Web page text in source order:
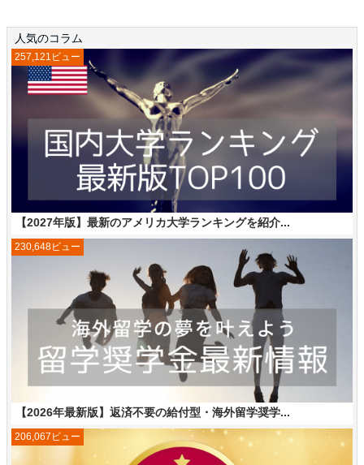
人気のコラム
【2027年版】最新のアメリカ大学ランキングを紹介...
257,121ビュー
【2026年最新版】返済不要の給付型・海外留学奨学...
230,648ビュー
206,067ビュー